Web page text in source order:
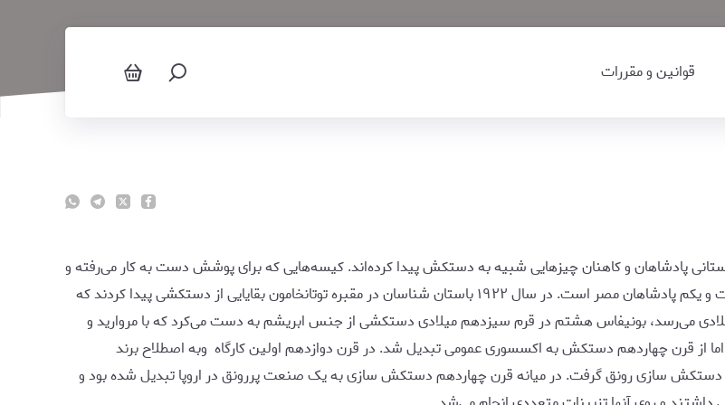
قوانین و مقررات
پادشاهان و کاهنان چیزهایی شبیه به دستکش پیدا کرده‌اند. کیسه‌هایی که برای پوشش دست به کار می‌رفته و
بدون انگشت بوده است در اهرام مصر یافت شده که مربوط به سلسله بیست و یکم پادشاهان مصر است. در سال ۱۹۲۲ باستان شناسان در مقبره توتانخامون بقایایی از دستکشی پیدا کردند که
می‌رسد، بونیفاس هشتم در قرم سیزدهم میلادی دستکشی از جنس ابریشم به دست می‌کرد که با مروارید و
از قرن چهاردهم دستکش به اکسسوری عمومی تبدیل شد. در قرن دوازدهم اولین کارگاه وبه اصطلاح برند
سازی رونق گرفت. در میانه قرن چهاردهم دستکش سازی به یک صنعت پررونق در اروپا تبدیل شده بود و